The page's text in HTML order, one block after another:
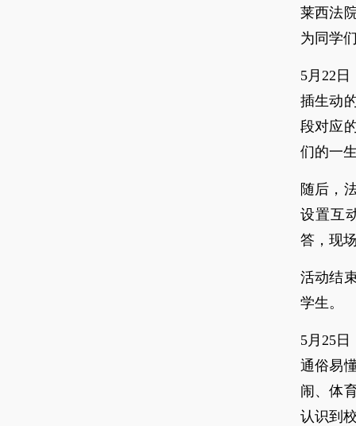
莱西法
为同学
5月22
插生动
段对应
们的一
随后，
设置互
答，现
活动结
学生。
5月25
通俗易
闹、体
认识到